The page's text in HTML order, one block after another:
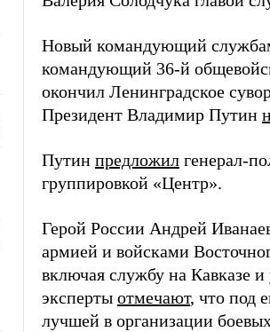
Новый командующий
командующий 36-й
окончил Ленинградское
Президент Владимир Путин
Путин предложил генерал-
группировкой «Центр».
Герой России Андрей
армией и войсками
включая службу на Кавказе
эксперты отмечают, что под
лучшей в организации